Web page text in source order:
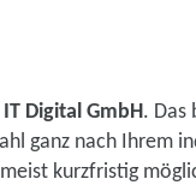
IT Digital GmbH. Das
ganz nach Ihrem
kurzfristig